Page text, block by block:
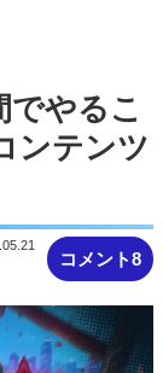
でやるこ
ンテンツ
コメント8